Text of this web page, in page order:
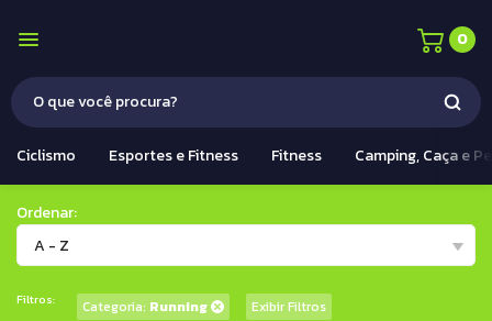
0
Ciclismo Esportes e Fitness Fitness Camping, Caça e
Ordenar:
A - Z
Filtros: Categoria: Running Exibir Filtros